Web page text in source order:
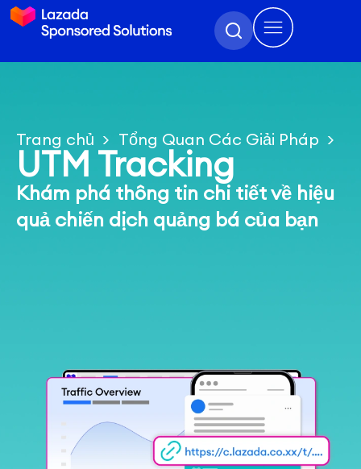
Trang chủ Tổng Quan Các Giải Pháp
UTM Tracking
Khám phá thông tin chi tiết về hiệu
quả chiến dịch quảng bá của bạn